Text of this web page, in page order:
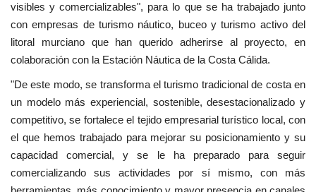
visibles y comercializables", para lo que se ha trabajado junto
con empresas de turismo náutico, buceo y turismo activo del
litoral murciano que han querido adherirse al proyecto, en
colaboración con la Estación Náutica de la Costa Cálida.
"De este modo, se transforma el turismo tradicional de costa en
un modelo más experiencial, sostenible, desestacionalizado y
competitivo, se fortalece el tejido empresarial turístico local, con
el que hemos trabajado para mejorar su posicionamiento y su
capacidad comercial, y se le ha preparado para seguir
comercializando sus actividades por sí mismo, con más